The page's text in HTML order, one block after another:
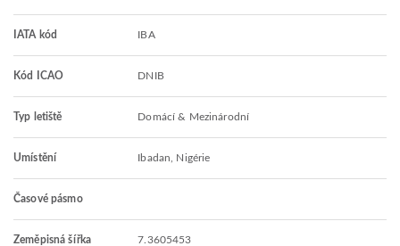
IATA kód IBA
Kód ICAO DNIB
Typ letiště Domácí & Mezinárodní
Umístění Ibadan, Nigérie
Časové pásmo
Zeměpisná šířka 7.3605453